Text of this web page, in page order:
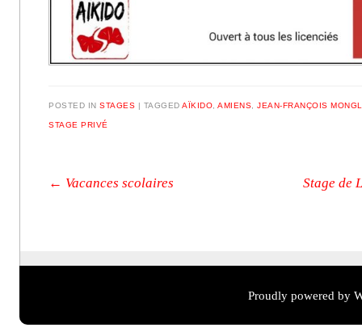
POSTED INSTAGES | TAGGEDAÏKIDO ,AMIENS ,JEAN-FRANÇOIS
STAGE PRIVÉ
Post navigation
← Vacances scolaires Stage de
Proudly powered by